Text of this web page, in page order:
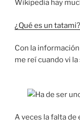
Wikipedia hay
¿Qué es un tatami?
Con la
me reí cuando vi
A veces la falta